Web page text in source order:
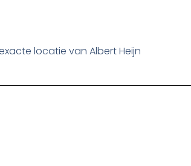
locatie van Albert Heijn